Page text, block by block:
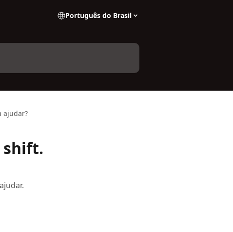
Português do Brasil
ajudar?
shift.